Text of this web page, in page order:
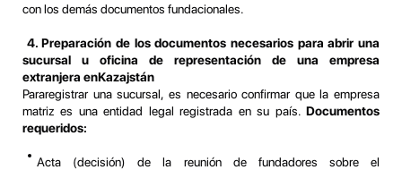
con los demás documentos fundacionales.
4. Preparación de los documentos necesarios para abrir una
sucursal u oficina de representación de una empresa
extranjera enKazajstán
Pararegistrar una sucursal, es necesario confirmar que la empresa
matriz es una entidad legal registrada en su país. Documentos
requeridos:
Acta (decisión) de la reunión de fundadores sobre el